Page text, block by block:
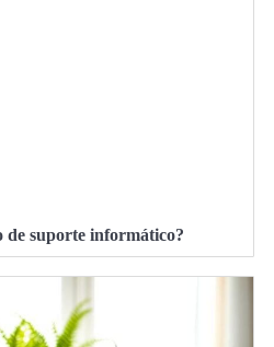
de suporte informático?